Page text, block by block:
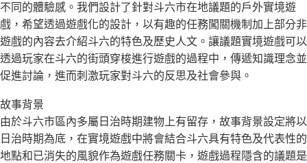
不同的體驗感。我們設計了針對斗六市在地議題的戶外實境遊
戲，希望透過遊戲化的設計，以有趣的任務闖關機制加上部分非
遊戲的內容去介紹斗六的特色及歷史人文。讓議題實境遊戲可以
透過玩家在斗六的街頭穿梭進行遊戲的過程中，傳遞知識理念並
促進討論，進而刺激玩家對斗六的反思及社會參與。
故事背景
由於斗六市區內多屬日治時期建物上有留存，故事背景設定將以
日治時期為底，在實境遊戲中將會結合斗六具有特色及代表性的
地點和已消失的風貌作為遊戲任務關卡，遊戲過程隱含的議題是